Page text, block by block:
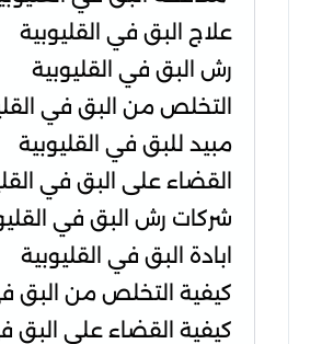
علاج البق في القليوبية
رش البق في القليوبية
التخلص من البق في
مبيد للبق في القليوبية
القضاء على البق في
شركات رش البق في
ابادة البق في القليوبية
كيفية التخلص من البق
كيفية القضاء على البق